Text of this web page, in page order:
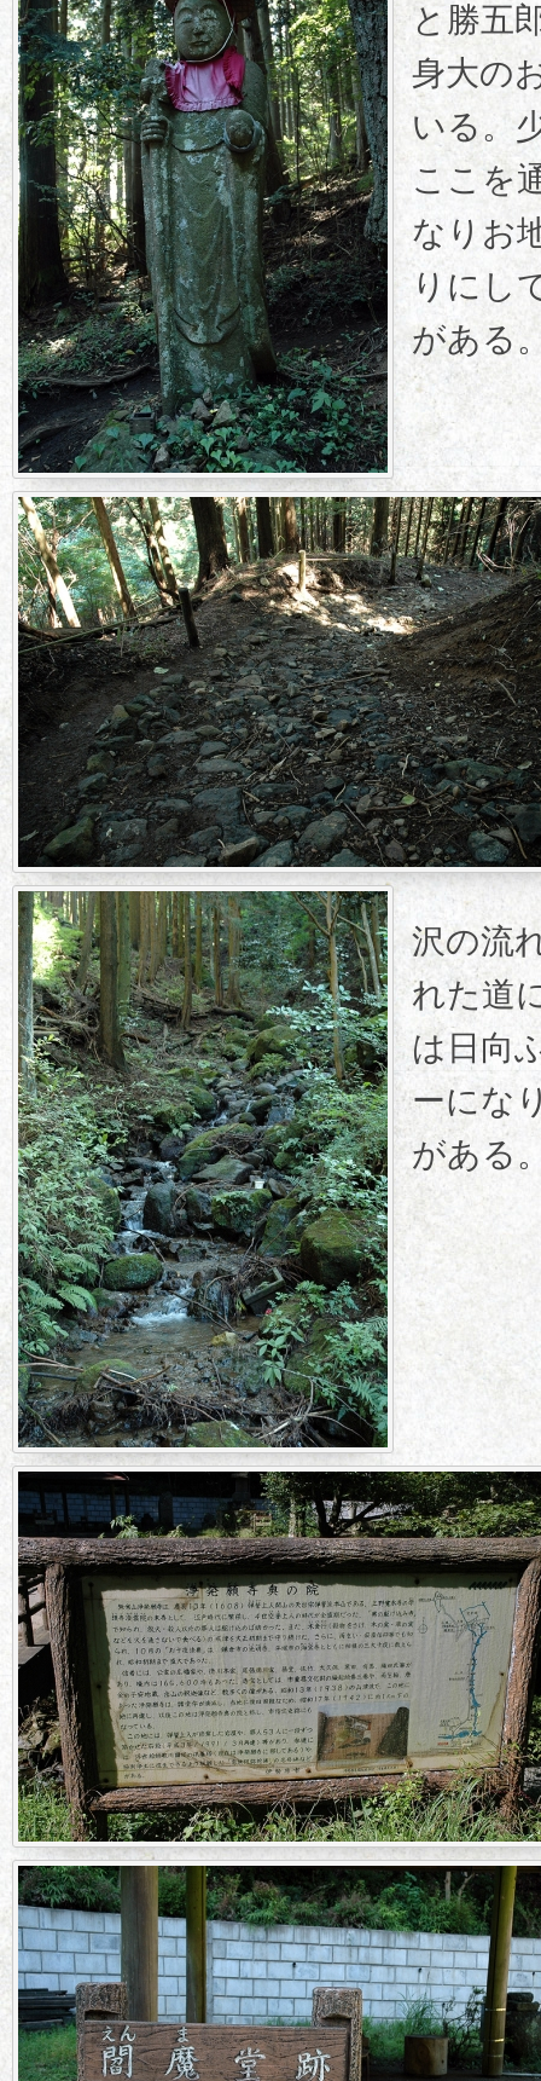
と勝五
身大の
いる。
ここを
なりお
りにし
がある
沢の流
れた道
は日向
ーにな
がある